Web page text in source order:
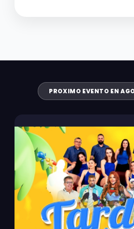
PROXIMO EVENTO EN